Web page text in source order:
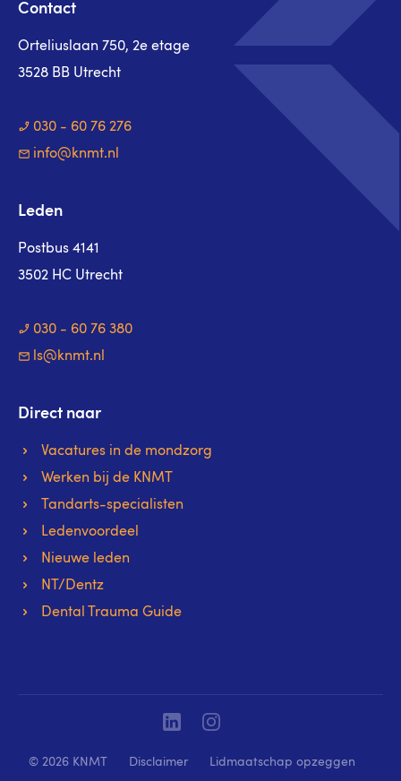
Contact
Orteliuslaan 750, 2e etage
3528 BB Utrecht
030 - 60 76 276
info@knmt.nl
Leden
Postbus 4141
3502 HC Utrecht
030 - 60 76 380
ls@knmt.nl
Direct naar
Vacatures in de mondzorg
Werken bij de KNMT
Tandarts-specialisten
Ledenvoordeel
Nieuwe leden
NT/Dentz
Dental Trauma Guide
© 2026 KNMT Disclaimer Lidmaatschap opzeggen
Linkedin